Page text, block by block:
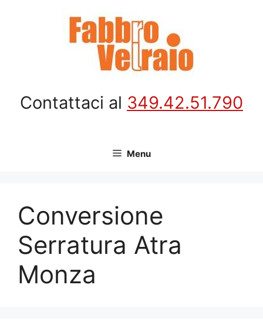
Contattaci al 349.42.51.790
Menu
Conversione
Serratura Atra
Monza